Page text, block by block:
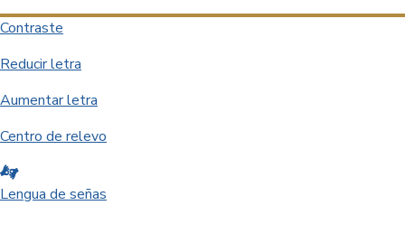
Contraste
Reducir letra
Aumentar letra
Centro de relevo
Lengua de señas